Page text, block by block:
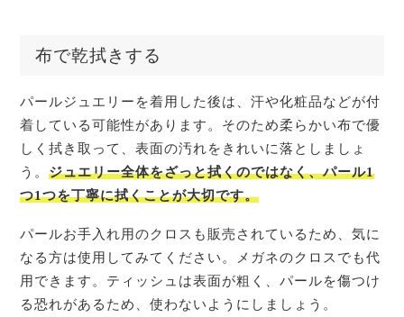
布で乾拭きする
パールジュエリーを着用した後は、汗や化粧品などが付
着している可能性があります。そのため柔らかい布で優
しく拭き取って、表面の汚れをきれいに落としましょ
う。ジュエリー全体をざっと拭くのではなく、パール1
つ1つを丁寧に拭くことが大切です。
パールお手入れ用のクロスも販売されているため、気に
なる方は使用してみてください。メガネのクロスでも代
用できます。ティッシュは表面が粗く、パールを傷つけ
る恐れがあるため、使わないようにしましょう。